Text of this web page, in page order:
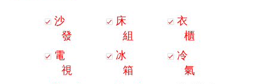
沙
發
電
視
床
組
冰
箱
衣
櫃
冷
氣